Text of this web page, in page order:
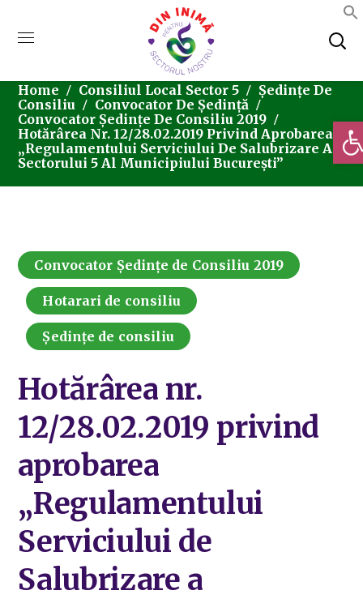
Home Consiliul Local Sector 5
Ședințe De
Consiliu
Convocator De Ședință
Convocator Ședințe De Consiliu 2019
Hotărârea Nr. 12/28.02.2019 Privind Aprobarea
„Regulamentului Serviciului De Salubrizare A
Sectorului 5 Al Municipiului București”
Convocator Ședințe de Consiliu 2019
Hotarari de consiliu
Ședințe de consiliu
Hotărârea nr.
12/28.02.2019 privind
aprobarea
„Regulamentului
Serviciului de
Salubrizare a